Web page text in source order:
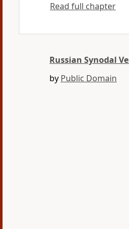
Read full chapter
Russian Synodal
by Public Domain